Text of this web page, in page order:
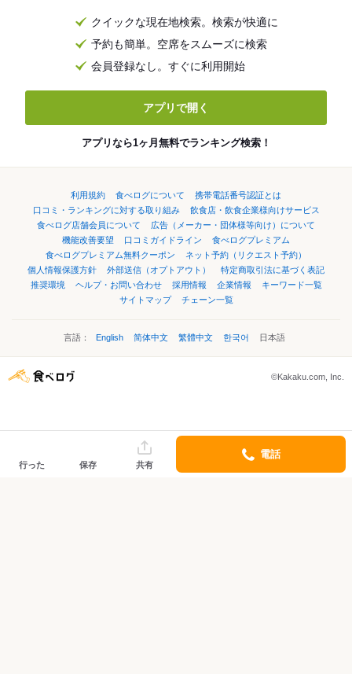
クイックな現在地検索。検索が快適に
予約も簡単。空席をスムーズに検索
会員登録なし。すぐに利用開始
アプリで開く
アプリなら1ヶ月無料でランキング検索！
利用規約 食べログについて
携帯電話番号認証とは
口コミ・ランキングに対する取り組み
飲食店・飲食企業様向けサービス
食べログ店舗会員について
広告（メーカー・団体様等向け）について
機能改善要望
口コミガイドライン
食べログプレミアム
食べログプレミアム無料クーポン
ネット予約（リクエスト予約）
個人情報保護方針
外部送信（オプトアウト）
特定商取引法に基づく表記
推奨環境
ヘルプ・お問い合わせ 採用情報 企業情報
キーワード一覧
サイトマップ
チェーン一覧
言語： English 简体中文 繁體中文 한국어 日本語
©Kakaku.com, Inc.
行った 保存 共有
電話